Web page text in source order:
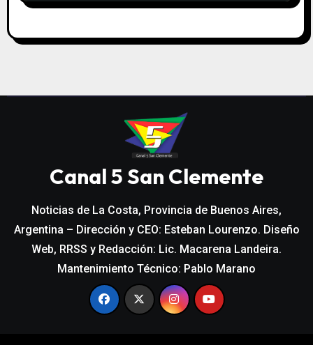
Canal 5 San Clemente
Noticias de La Costa, Provincia de Buenos Aires,
Argentina – Dirección y CEO: Esteban Lourenzo. Diseño
Web, RRSS y Redacción: Lic. Macarena Landeira.
Mantenimiento Técnico: Pablo Marano